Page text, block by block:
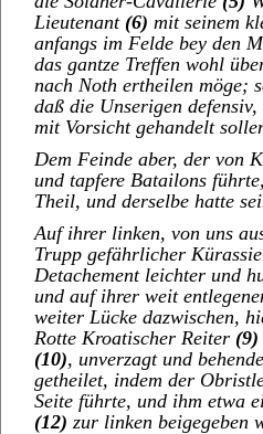
Lieutenant (6) mit seinem
anfangs im Felde bey den
das gantze Treffen wohl
nach Noth ertheilen möge;
daß die Unserigen
mit Vorsicht gehandelt
Dem Feinde aber, der von
und tapfere Batailons
Theil, und derselbe hatte
Auf ihrer linken, von uns
Trupp gefährlicher
Detachement leichter und
und auf ihrer weit
weiter Lücke dazwischen,
Rotte Kroatischer Reiter (9)
(10), unverzagt und
getheilet, indem der
Seite führte, und ihm etwa
(12) zur linken beigegeben